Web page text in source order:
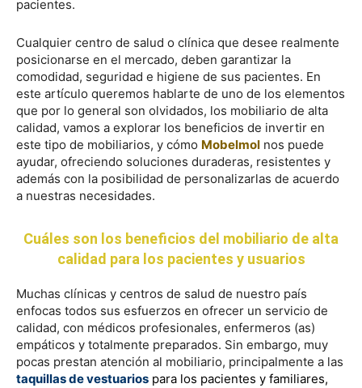
pacientes.
Cualquier centro de salud o clínica que desee realmente
posicionarse en el mercado, deben garantizar la
comodidad, seguridad e higiene de sus pacientes. En
este artículo queremos hablarte de uno de los elementos
que por lo general son olvidados, los mobiliario de alta
calidad, vamos a explorar los beneficios de invertir en
este tipo de mobiliarios, y cómo Mobelmol nos puede
ayudar, ofreciendo soluciones duraderas, resistentes y
además con la posibilidad de personalizarlas de acuerdo
a nuestras necesidades.
Cuáles son los beneficios del mobiliario de alta
calidad para los pacientes y usuarios
Muchas clínicas y centros de salud de nuestro país
enfocas todos sus esfuerzos en ofrecer un servicio de
calidad, con médicos profesionales, enfermeros (as)
empáticos y totalmente preparados. Sin embargo, muy
pocas prestan atención al mobiliario, principalmente a las
taquillas de vestuarios para los pacientes y familiares,